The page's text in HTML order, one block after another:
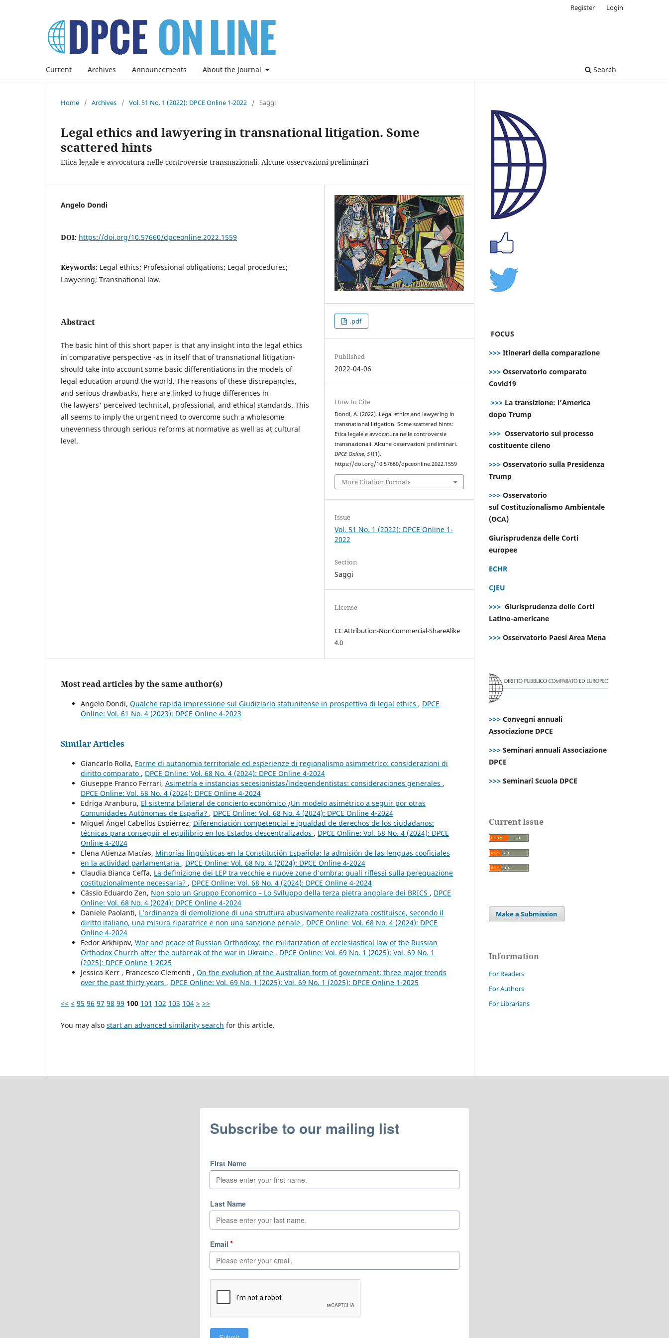
Current Archives Announcements About the Journal Search
Register Login
Home / Archives / Vol. 51 No. 1 (2022): DPCE Online 1-2022 / Saggi
Legal ethics and lawyering in transnational litigation. Some
scattered hints
Etica legale e avvocatura nelle controversie transnazionali. Alcune osservazioni preliminari
Angelo Dondi
DOI: https://doi.org/10.57660/dpceonline.2022.1559
Keywords: Legal ethics; Professional obligations; Legal procedures;
Lawyering; Transnational law.
Abstract
The basic hint of this short paper is that any insight into the legal ethics
in comparative perspective -as in itself that of transnational litigation-
should take into account some basic differentiations in the models of
legal education around the world. The reasons of these discrepancies,
and serious drawbacks, here are linked to huge differences in
the lawyers' perceived technical, professional, and ethical standards. This
all seems to imply the urgent need to overcome such a wholesome
unevenness through serious reforms at normative as well as at cultural
level.
.pdf
Published
2022-04-06
How to Cite
Dondi, A. (2022). Legal ethics and lawyering in
transnational litigation. Some scattered hints:
Etica legale e avvocatura nelle controversie
transnazionali. Alcune osservazioni preliminari.
DPCE Online,51(1).
https://doi.org/10.57660/dpceonline.2022.1559
More Citation Formats
Issue
Vol. 51 No. 1 (2022): DPCE Online 1-
2022
Section
Saggi
License
CC Attribution-NonCommercial-ShareAlike
4.0
Most read articles by the same author(s)
Angelo Dondi, Qualche rapida impressione sul Giudiziario statunitense in prospettiva di legal ethics , DPCE
Online: Vol. 61 No. 4 (2023): DPCE Online 4-2023
Similar Articles
Giancarlo Rolla, Forme di autonomia territoriale ed esperienze di regionalismo asimmetrico: considerazioni di
diritto comparato , DPCE Online: Vol. 68 No. 4 (2024): DPCE Online 4-2024
Giuseppe Franco Ferrari, Asimetría e instancias secesionistas/independentistas: consideraciones generales ,
DPCE Online: Vol. 68 No. 4 (2024): DPCE Online 4-2024
Edriga Aranburu, El sistema bilateral de concierto económico ¿Un modelo asimétrico a seguir por otras
Comunidades Autónomas de España? , DPCE Online: Vol. 68 No. 4 (2024): DPCE Online 4-2024
Miguel Ángel Cabellos Espiérrez, Diferenciación competencial e igualdad de derechos de los ciudadanos:
técnicas para conseguir el equilibrio en los Estados descentralizados , DPCE Online: Vol. 68 No. 4 (2024): DPCE
Online 4-2024
Elena Atienza Macías, Minorías lingüísticas en la Constitución Española: la admisión de las lenguas cooficiales
en la actividad parlamentaria , DPCE Online: Vol. 68 No. 4 (2024): DPCE Online 4-2024
Claudia Bianca Ceffa, La definizione dei LEP tra vecchie e nuove zone d’ombra: quali riflessi sulla perequazione
costituzionalmente necessaria? , DPCE Online: Vol. 68 No. 4 (2024): DPCE Online 4-2024
Cássio Eduardo Zen, Non solo un Gruppo Economico – Lo Sviluppo della terza pietra angolare dei BRICS , DPCE
Online: Vol. 68 No. 4 (2024): DPCE Online 4-2024
Daniele Paolanti, L’ordinanza di demolizione di una struttura abusivamente realizzata costituisce, secondo il
diritto italiano, una misura riparatrice e non una sanzione penale , DPCE Online: Vol. 68 No. 4 (2024): DPCE
Online 4-2024
Fedor Arkhipov, War and peace of Russian Orthodoxy: the militarization of ecclesiastical law of the Russian
Orthodox Church after the outbreak of the war in Ukraine , DPCE Online: Vol. 69 No. 1 (2025): Vol. 69 No. 1
(2025): DPCE Online 1-2025
Jessica Kerr , Francesco Clementi , On the evolution of the Australian form of government: three major trends
over the past thirty years , DPCE Online: Vol. 69 No. 1 (2025): Vol. 69 No. 1 (2025): DPCE Online 1-2025
<< < 95 96 97 98 99 100 101 102 103 104 > >>
You may also start an advanced similarity search for this article.
FOCUS
>>> Itinerari della comparazione
>>> Osservatorio comparato
Covid19
>>> La transizione: l’America
dopo Trump
>>> Osservatorio sul processo
costituente cileno
>>> Osservatorio sulla Presidenza
Trump
>>> Osservatorio
sul Costituzionalismo Ambientale
(OCA)
Giurisprudenza delle Corti
europee
ECHR
CJEU
>>> Giurisprudenza delle Corti
Latino-americane
>>> Osservatorio Paesi Area Mena
>>> Convegni annuali
Associazione DPCE
>>> Seminari annuali Associazione
DPCE
>>> Seminari Scuola DPCE
Current Issue
Make a Submission
Information
For Readers
For Authors
For Librarians